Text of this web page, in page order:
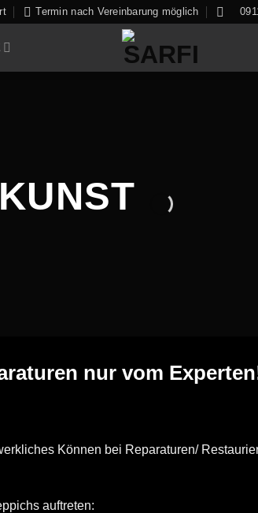
Termin nach Vereinbarung möglich
nur vom
Können bei Reparaturen/
auftreten: